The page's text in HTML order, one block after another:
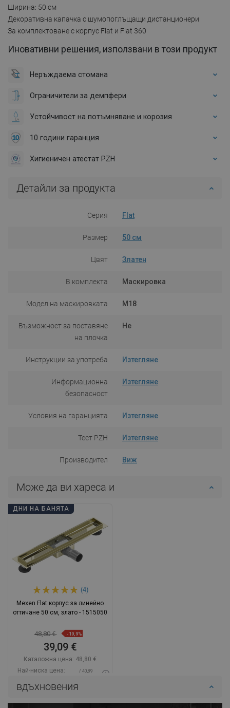
Ширина: 50 см
Декоративна капачка с шумопоглъщащи дистанционери
За комплектоване с корпус Flat и Flat 360
Иновативни решения, използвани в този продукт
Неръждаема стомана
Ограничители за демпфери
Устойчивост на потъмняване и корозия
10 години гаранция
Хигиеничен атестат PZH
Детайли за продукта
Серия Flat
Размер 50 см
Цвят Златен
В комплекта Маскировка
Модел на маскировката M18
Възможност за поставяне
на плочка
Не
Инструкции за употреба Изтегляне
Информационна
безопасност
Изтегляне
Условия на гаранцията Изтегляне
Тест PZH Изтегляне
Производител Виж
Може да ви хареса и
ДНИ НА БАНЯТА
(4)
Mexen Flat корпус за линейно
оттичане 50 см, злато - 1515050
48,80 € -19,9%
39,09 €
Каталожна цена: 48,80 €
Най-ниска цена:
/ 40,89
Наличност:В наличност
вдъхновения